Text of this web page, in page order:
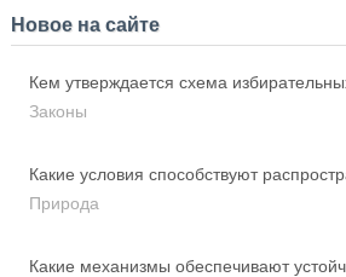
Новое на сайте
Кем утверждается схема
Законы
Какие условия способствуют
Природа
Какие механизмы обеспечивают